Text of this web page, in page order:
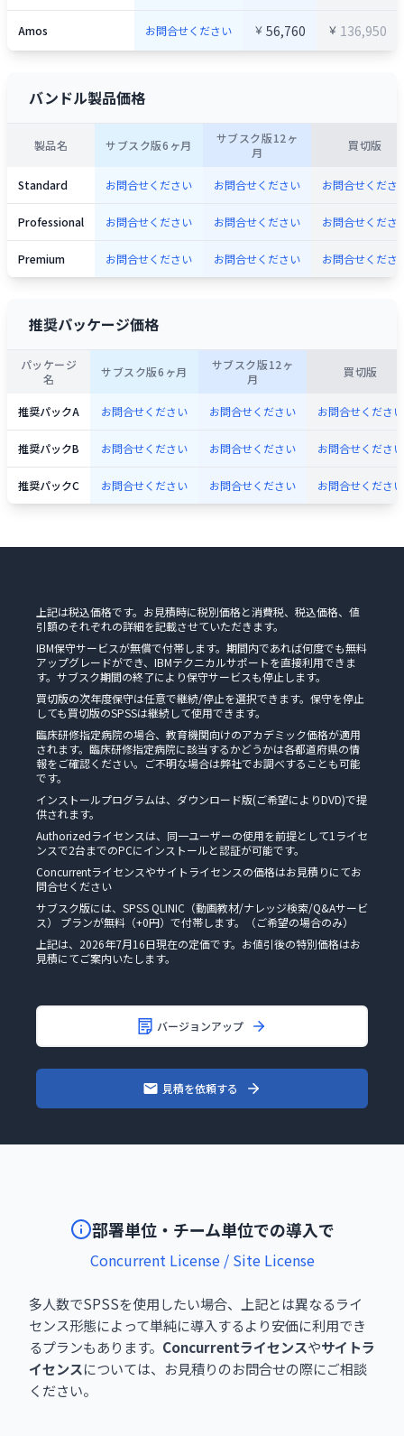
Amos お問合せください ￥ 56,760 ￥ 136,950
バンドル製品価格
製品名 サブスク版6ヶ月
サブスク版12ヶ
月
買切版
Standard お問合せください お問合せください お問合せくださ
Professional お問合せください お問合せください お問合せくださ
Premium お問合せください お問合せください お問合せくださ
推奨パッケージ価格
パッケージ
名
サブスク版6ヶ月
サブスク版12ヶ
月
買切版
推奨パックA お問合せください お問合せください お問合せください
推奨パックB お問合せください お問合せください お問合せください
推奨パックC お問合せください お問合せください お問合せください
上記は税込価格です。お見積時に税別価格と消費税、税込価格、値
引額のそれぞれの詳細を記載させていただきます。
IBM保守サービスが無償で付帯します。期間内であれば何度でも無料
アップグレードができ、IBMテクニカルサポートを直接利用できま
す。サブスク期間の終了により保守サービスも停止します。
買切版の次年度保守は任意で継続/停止を選択できます。保守を停止
しても買切版のSPSSは継続して使用できます。
臨床研修指定病院の場合、教育機関向けのアカデミック価格が適用
されます。臨床研修指定病院に該当するかどうかは各都道府県の情
報をご確認ください。ご不明な場合は弊社でお調べすることも可能
です。
インストールプログラムは、ダウンロード版(ご希望によりDVD)で提
供されます。
Authorizedライセンスは、同一ユーザーの使用を前提として1ライセ
ンスで2台までのPCにインストールと認証が可能です。
Concurrentライセンスやサイトライセンスの価格はお見積りにてお
問合せください
サブスク版には、SPSS QLINIC（動画教材/ナレッジ検索/Q&Aサービ
ス） プランが無料（+0円）で付帯します。（ご希望の場合のみ）
上記は、2026年7月16日現在の定価です。お値引後の特別価格はお
見積にてご案内いたします。
バージョンアップ
見積を依頼する
部署単位・チーム単位での導入で
Concurrent License / Site License
多人数でSPSSを使用したい場合、上記とは異なるライ
センス形態によって単純に導入するより安価に利用でき
るプランもあります。 Concurrentライセンスやサイトラ
イセンスについては、お見積りのお問合せの際にご相談
ください。